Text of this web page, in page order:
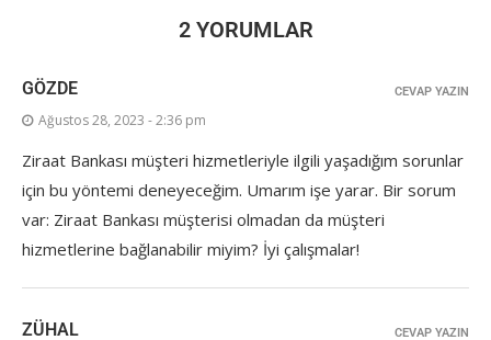
2 YORUMLAR
GÖZDE
Ağustos 28, 2023 - 2:36 pm
Ziraat Bankası müşteri hizmetleriyle ilgili yaşadığım sorunlar
için bu yöntemi deneyeceğim. Umarım işe yarar. Bir sorum
var: Ziraat Bankası müşterisi olmadan da müşteri
hizmetlerine bağlanabilir miyim? İyi çalışmalar!
CEVAP YAZIN
ZÜHAL CEVAP YAZIN